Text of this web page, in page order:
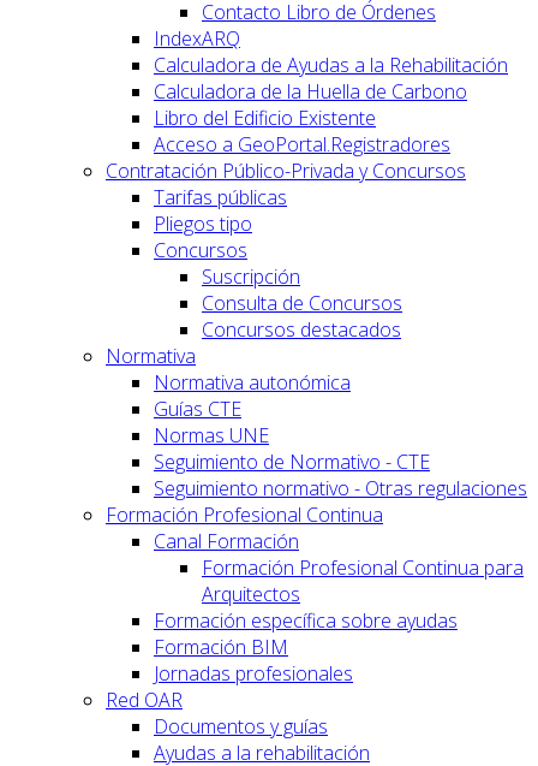
Contacto Libro de Órdenes
IndexARQ
Calculadora de Ayudas a la Rehabilitación
Calculadora de la Huella de Carbono
Libro del Edificio Existente
Acceso a GeoPortal.Registradores
Contratación Público-Privada y Concursos
Tarifas públicas
Pliegos tipo
Concursos
Suscripción
Consulta de Concursos
Concursos destacados
Normativa
Normativa autonómica
Guías CTE
Normas UNE
Seguimiento de Normativo - CTE
Seguimiento normativo - Otras regulaciones
Formación Profesional Continua
Canal Formación
Formación Profesional Continua para
Arquitectos
Formación específica sobre ayudas
Formación BIM
Jornadas profesionales
Red OAR
Documentos y guías
Ayudas a la rehabilitación